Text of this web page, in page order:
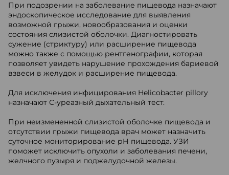
При подозрении на заболевание пищевода назначают
эндоскопическое исследование для выявления
возможной грыжи, новообразования и оценки
состояния слизистой оболочки. Диагностировать
сужение (стриктуру) или расширение пищевода
можно также с помощью рентгенографии, которая
позволяет увидеть нарушение прохождения бариевой
взвеси в желудок и расширение пищевода.
Для исключения инфицирования Helicobacter pillory
назначают С-уреазный дыхательный тест.
При неизмененной слизистой оболочке пищевода и
отсутствии грыжи пищевода врач может назначить
суточное мониторирование рН пищевода. УЗИ
поможет исключить опухоли и заболевания печени,
желчного пузыря и поджелудочной железы.